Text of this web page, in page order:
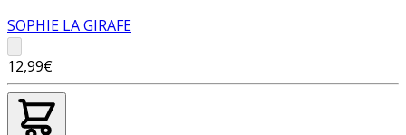
SOPHIE LA GIRAFE
12,99€